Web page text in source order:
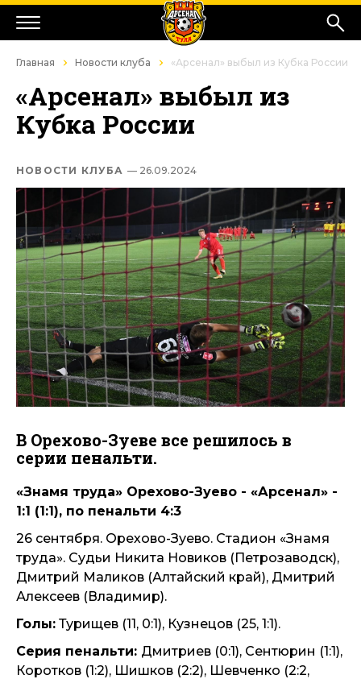
Главная Новости клуба «Арсенал» выбыл из Кубка России
«Арсенал» выбыл из
Кубка России
НОВОСТИ КЛУБА — 26.09.2024
В Орехово-Зуеве все решилось в
серии пенальти.
«Знамя труда» Орехово-Зуево - «Арсенал» -
1:1 (1:1), по пенальти 4:3
26 сентября. Орехово-Зуево. Стадион «Знамя
труда». Судьи Никита Новиков (Петрозаводск),
Дмитрий Маликов (Алтайский край), Дмитрий
Алексеев (Владимир).
Голы: Турищев (11, 0:1), Кузнецов (25, 1:1).
Серия пенальти: Дмитриев (0:1), Сентюрин (1:1),
Коротков (1:2), Шишков (2:2), Шевченко (2:2,